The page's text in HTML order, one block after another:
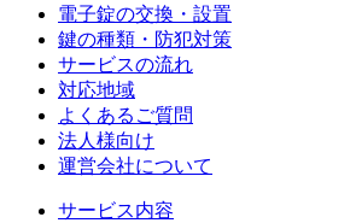
電子錠の交換・設置
鍵の種類・防犯対策
サービスの流れ
対応地域
よくあるご質問
法人様向け
運営会社について
サービス内容